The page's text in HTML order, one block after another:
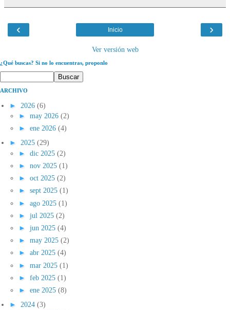
‹ ›
Inicio
Ver versión web
¿Qué buscas? Si no lo encuentras, proponlo
ARCHIVO
► 2026 (6)
► may 2026 (2)
► ene 2026 (4)
► 2025 (29)
► dic 2025 (2)
► nov 2025 (1)
► oct 2025 (2)
► sept 2025 (1)
► ago 2025 (1)
► jul 2025 (2)
► jun 2025 (4)
► may 2025 (2)
► abr 2025 (4)
► mar 2025 (1)
► feb 2025 (1)
► ene 2025 (8)
► 2024 (3)